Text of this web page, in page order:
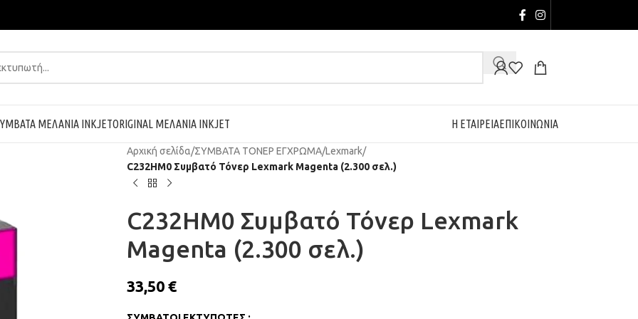
ΜΕΛΑΝΙΑ INKJETORIGINAL ΜΕΛΑΝΙΑ INKJET Η ΕΤΑΙΡΕΙΑΕΠΙΚΟΙΝΩΝΙΑ
Αρχική σελίδα/ΣΥΜΒΑΤΑ ΤΟΝΕΡ ΕΓΧΡΩΜΑ/Lexmark/
C232HM0 Συμβατό Τόνερ Lexmark Magenta (2.300 σελ.)
C232HM0 Συμβατό Τόνερ Lexmark
Magenta (2.300 σελ.)
33,50 €